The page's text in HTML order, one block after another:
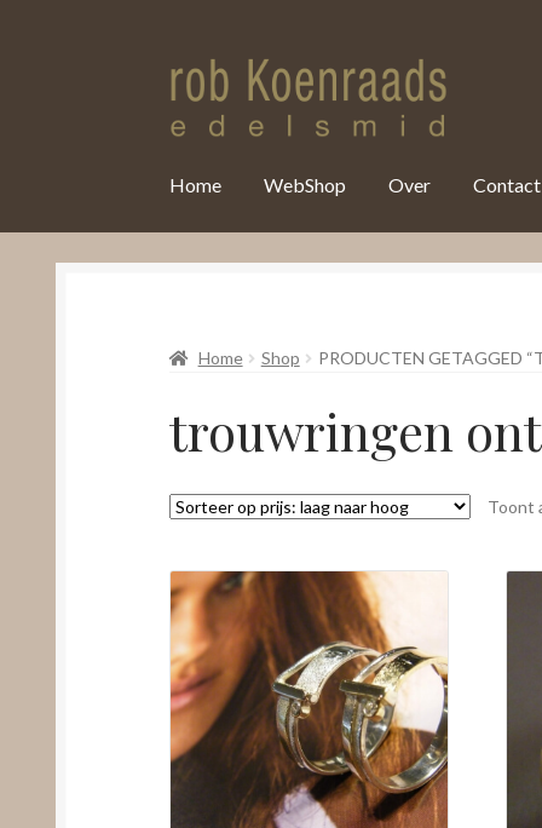
Home WebShop Over Contact
Home Shop PRODUCTEN GETAGGED
trouwringen
Toont